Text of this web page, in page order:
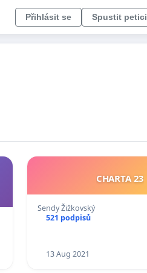
Přihlásit se Spustit petici
CHARTA 23
Sendy Žižkovský
521 podpisů
13 Aug 2021